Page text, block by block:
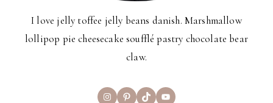
I love jelly toffee jelly beans danish. Marshmallow
lollipop pie cheesecake soufflé pastry chocolate bear
claw.
InstagramPinterest
TikTokYouTube